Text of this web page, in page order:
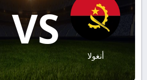
أنغولا
VS